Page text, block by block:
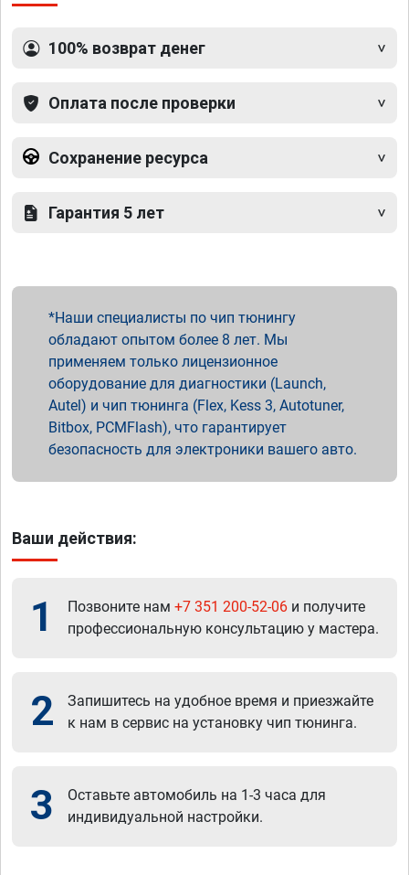
100% возврат денег
Оплата после проверки
Сохранение ресурса
Гарантия 5 лет
Наши специалисты по чип тюнингу
обладают опытом более 8 лет. Мы
применяем только лицензионное
оборудование для диагностики (Launch,
Autel) и чип тюнинга (Flex, Kess 3, Autotuner,
Bitbox, PCMFlash), что гарантирует
безопасность для электроники вашего авто.
Ваши действия:
1 Позвоните нам +7 351 200-52-06 и получите
профессиональную консультацию у мастера.
2
Запишитесь на удобное время и приезжайте
к нам в сервис на установку чип тюнинга.
3
Оставьте автомобиль на 1-3 часа для
индивидуальной настройки.